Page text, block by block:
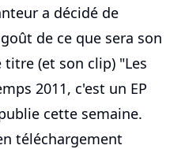
a décidé de
de ce que sera son
(et son clip) "Les
2011, c'est un EP
cette semaine.
téléchargement